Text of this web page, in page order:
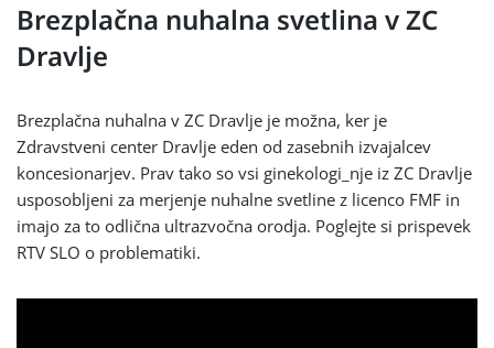
Brezplačna nuhalna svetlina v ZC
Dravlje
Brezplačna nuhalna v ZC Dravlje je možna, ker je
Zdravstveni center Dravlje eden od zasebnih izvajalcev
koncesionarjev. Prav tako so vsi ginekologi_nje iz ZC Dravlje
usposobljeni za merjenje nuhalne svetline z licenco FMF in
imajo za to odlična ultrazvočna orodja. Poglejte si prispevek
RTV SLO o problematiki.